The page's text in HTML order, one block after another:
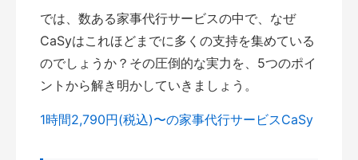
では、数ある家事代行サービスの中で、なぜ
CaSyはこれほどまでに多くの支持を集めている
のでしょうか？その圧倒的な実力を、5つのポイ
ントから解き明かしていきましょう。
1時間2,790円(税込)〜の家事代行サービスCaSy